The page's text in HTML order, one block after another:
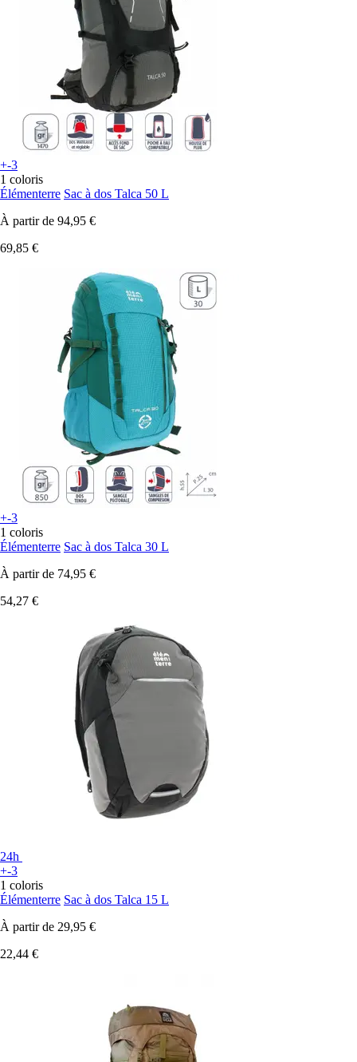
+-3
1 coloris
Élémenterre Sac à dos Talca 50 L
À partir de 94,95 €
69,85 €
+-3
1 coloris
Élémenterre Sac à dos Talca 30 L
À partir de 74,95 €
54,27 €
24h
+-3
1 coloris
Élémenterre Sac à dos Talca 15 L
À partir de 29,95 €
22,44 €